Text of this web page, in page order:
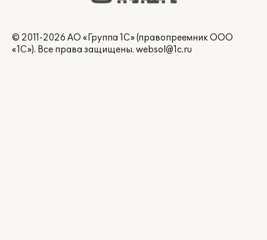
© 2011-2026 АО «Группа 1С» (правопреемник ООО
«1С»). Все права защищены. websol@1c.ru